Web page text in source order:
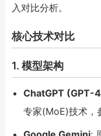
入对比分析。
核心技术对比
1. 模型架构
ChatGPT (GPT-
专家(MoE)技术，